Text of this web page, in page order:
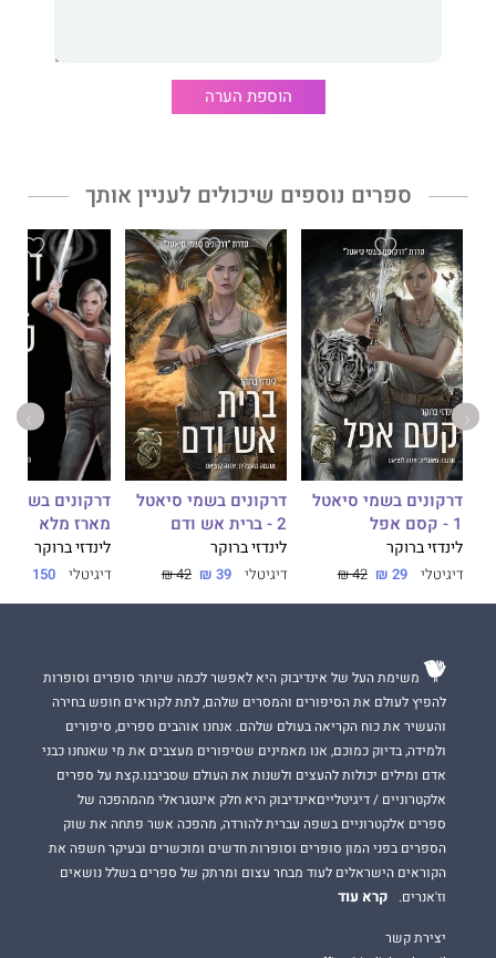
הוספת הערה
ספרים נוספים שיכולים לעניין אותך
דרקונים בשמי סיאטל
1 - קסם אפל
לינדזי ברוקר
דיגיטלי 29 ₪
42 ₪
דרקונים בשמי סיאטל
2 - ברית אש ודם
לינדזי ברוקר
דיגיטלי 39 ₪
42 ₪
דרקונים בשמי
מארז מלא
לינדזי ברוקר
דיגיטלי 150 ₪
משימת העל של אינדיבוק היא לאפשר לכמה שיותר סופרים וסופרות
להפיץ לעולם את הסיפורים והמסרים שלהם, לתת לקוראים חופש בחירה
והעשיר את כוח הקריאה בעולם שלהם. אנחנו אוהבים ספרים, סיפורים
ולמידה, בדיוק כמוכם, אנו מאמינים שסיפורים מעצבים את מי שאנחנו כבני
אדם ומילים יכולות להעצים ולשנות את העולם שסביבנו.קצת על ספרים
אלקטרוניים / דיגיטלייםאינדיבוק היא חלק אינטגראלי מהמהפכה של
ספרים אלקטרוניים בשפה עברית להורדה, מהפכה אשר פתחה את שוק
הספרים בפני המון סופרים וסופרות חדשים ומוכשרים ובעיקר חשפה את
הקוראים הישראלים לעוד מבחר עצום ומרתק של ספרים בשלל נושאים
וז'אנרים.
קרא עוד
יצירת קשר